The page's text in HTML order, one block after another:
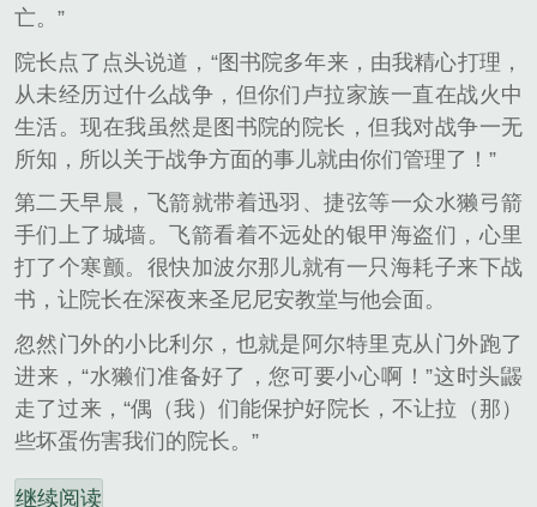
亡。”
院长点了点头说道，“图书院多年来，由我精心打理，
从未经历过什么战争，但你们卢拉家族一直在战火中
生活。现在我虽然是图书院的院长，但我对战争一无
所知，所以关于战争方面的事儿就由你们管理了！”
第二天早晨，飞箭就带着迅羽、捷弦等一众水獭弓箭
手们上了城墙。飞箭看着不远处的银甲海盗们，心里
打了个寒颤。很快加波尔那儿就有一只海耗子来下战
书，让院长在深夜来圣尼尼安教堂与他会面。
忽然门外的小比利尔，也就是阿尔特里克从门外跑了
进来，“水獭们准备好了，您可要小心啊！”这时头鼹
走了过来，“偶（我）们能保护好院长，不让拉（那）
些坏蛋伤害我们的院长。”
继续阅读